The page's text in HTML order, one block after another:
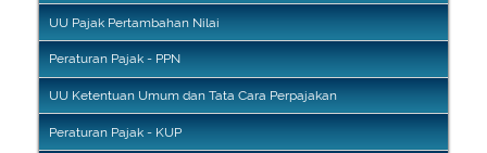
UU Pajak Pertambahan Nilai
Peraturan Pajak - PPN
UU Ketentuan Umum dan Tata Cara Perpajakan
Peraturan Pajak - KUP